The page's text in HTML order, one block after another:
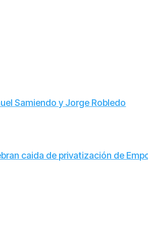
Samiendo y Jorge Robledo
caida de privatización de